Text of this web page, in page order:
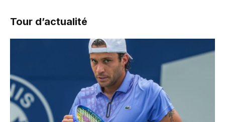
Tour d’actualité